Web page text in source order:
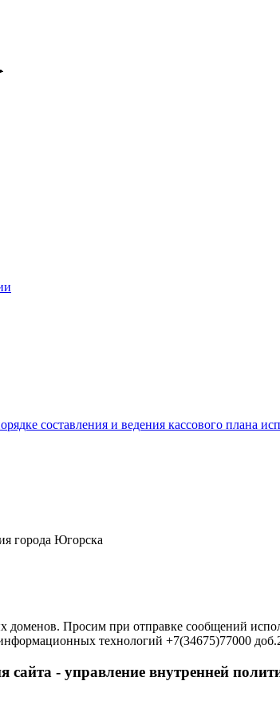
составления и ведения кассового плана
города Югорска
доменов. Просим при отправке сообщений
технологий +7(34675)77000
- управление внутренней